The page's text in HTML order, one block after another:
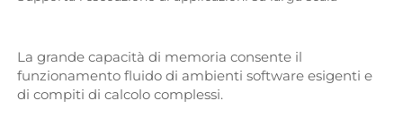
La grande capacità di memoria consente il
funzionamento fluido di ambienti software esigenti e
di compiti di calcolo complessi.